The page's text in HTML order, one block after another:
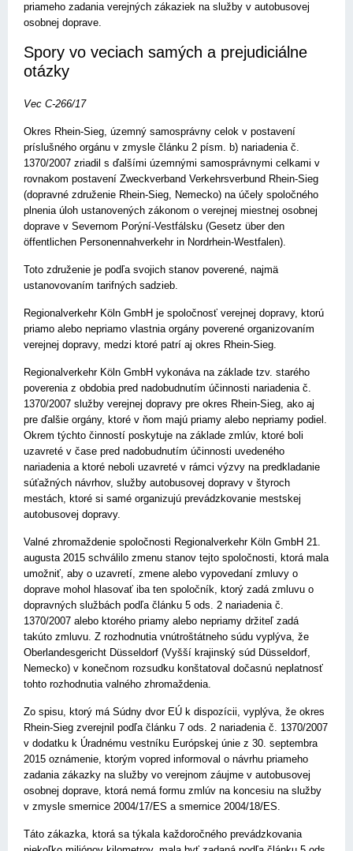
priameho zadania verejných zákaziek na služby v autobusovej
osobnej doprave.
Spory vo veciach samých a prejudiciálne
otázky
Vec C-266/17
Okres Rhein-Sieg, územný samosprávny celok v postavení
príslušného orgánu v zmysle článku 2 písm. b) nariadenia č.
1370/2007 zriadil s ďalšími územnými samosprávnymi celkami v
rovnakom postavení Zweckverband Verkehrsverbund Rhein-Sieg
(dopravné združenie Rhein-Sieg, Nemecko) na účely spoločného
plnenia úloh ustanovených zákonom o verejnej miestnej osobnej
doprave v Severnom Porýní-Vestfálsku (Gesetz über den
öffentlichen Personennahverkehr in Nordrhein-Westfalen).
Toto združenie je podľa svojich stanov poverené, najmä
ustanovovaním tarifných sadzieb.
Regionalverkehr Köln GmbH je spoločnosť verejnej dopravy, ktorú
priamo alebo nepriamo vlastnia orgány poverené organizovaním
verejnej dopravy, medzi ktoré patrí aj okres Rhein-Sieg.
Regionalverkehr Köln GmbH vykonáva na základe tzv. starého
poverenia z obdobia pred nadobudnutím účinnosti nariadenia č.
1370/2007 služby verejnej dopravy pre okres Rhein-Sieg, ako aj
pre ďalšie orgány, ktoré v ňom majú priamy alebo nepriamy podiel.
Okrem týchto činností poskytuje na základe zmlúv, ktoré boli
uzavreté v čase pred nadobudnutím účinnosti uvedeného
nariadenia a ktoré neboli uzavreté v rámci výzvy na predkladanie
súťažných návrhov, služby autobusovej dopravy v štyroch
mestách, ktoré si samé organizujú prevádzkovanie mestskej
autobusovej dopravy.
Valné zhromaždenie spoločnosti Regionalverkehr Köln GmbH 21.
augusta 2015 schválilo zmenu stanov tejto spoločnosti, ktorá mala
umožniť, aby o uzavretí, zmene alebo vypovedaní zmluvy o
doprave mohol hlasovať iba ten spoločník, ktorý zadá zmluvu o
dopravných službách podľa článku 5 ods. 2 nariadenia č.
1370/2007 alebo ktorého priamy alebo nepriamy držiteľ zadá
takúto zmluvu. Z rozhodnutia vnútroštátneho súdu vyplýva, že
Oberlandesgericht Düsseldorf (Vyšší krajinský súd Düsseldorf,
Nemecko) v konečnom rozsudku konštatoval dočasnú neplatnosť
tohto rozhodnutia valného zhromaždenia.
Zo spisu, ktorý má Súdny dvor EÚ k dispozícii, vyplýva, že okres
Rhein-Sieg zverejnil podľa článku 7 ods. 2 nariadenia č. 1370/2007
v dodatku k Úradnému vestníku Európskej únie z 30. septembra
2015 oznámenie, ktorým vopred informoval o návrhu priameho
zadania zákazky na služby vo verejnom záujme v autobusovej
osobnej doprave, ktorá nemá formu zmlúv na koncesiu na služby
v zmysle smernice 2004/17/ES a smernice 2004/18/ES.
Táto zákazka, ktorá sa týkala každoročného prevádzkovania